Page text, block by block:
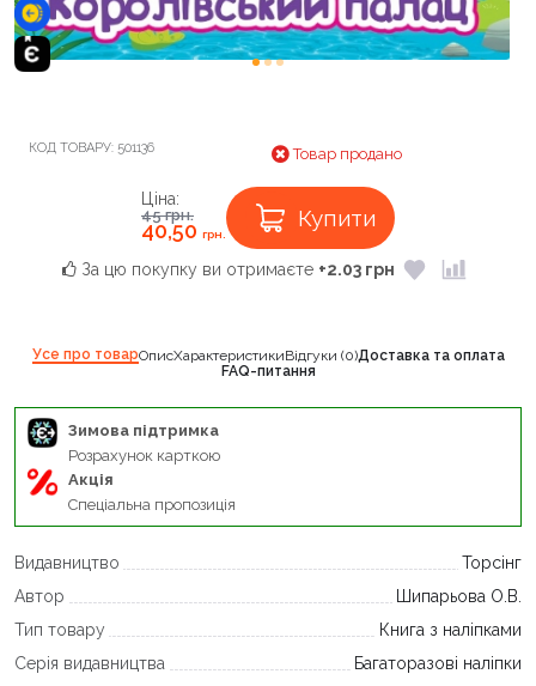
КОД ТОВАРУ: 501136 Товар продано
Ціна:
45грн.
40,50 грн.
Купити
За цю покупку ви отримаєте +2.03 грн
Усе про товарОписХарактеристикиВідгуки (0)Доставка та оплата
FAQ-питання
Зимова підтримка
Розрахунок карткою
Акція
Спеціальна пропозиція
Видавництво
Торсінг
Автор
Шипарьова О.В.
Тип товару
Книга з наліпками
Серія видавництва
Багаторазові наліпки